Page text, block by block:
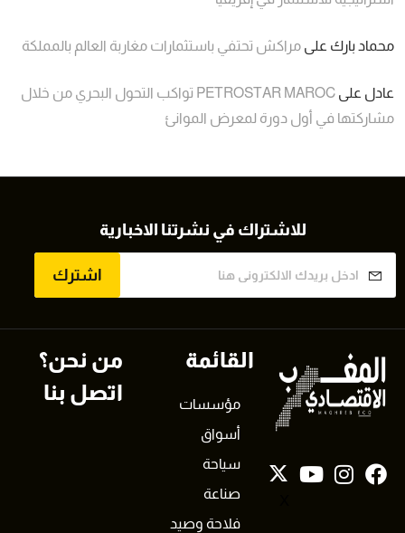
محماد بارك على مراكش تحتفي باستثمارات مغاربة العالم بالمملكة
عادل على
PETROSTAR MAROC تواكب التحول البحري من خلال
مشاركتها في أول دورة لمعرض الموانئ
للاشتراك في نشرتنا الاخبارية
اشترك
القائمة
مؤسسات
أسواق
سياحة
صناعة
فلاحة وصيد
من نحن؟
اتصل بنا